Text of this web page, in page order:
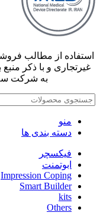
استفاده از مطالب
غیرتجاری و با ذکر
به شرکت
منو
دسته بندی ها
فیکسچر
ابوتمنت
Impression Coping
Smart Builder
kits
Others